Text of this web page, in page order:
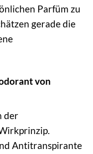
Parfüm zu
gerade die
von
der
Antitranspirante